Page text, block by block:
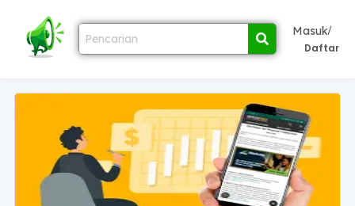
Masuk/
Daftar